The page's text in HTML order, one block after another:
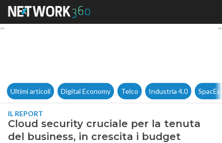
Cloud security cruciale per
Ultimi articoli Digital Economy Telco Industria 4.0
IL REPORT
Cloud security cruciale per la tenuta
del business, in crescita i budget